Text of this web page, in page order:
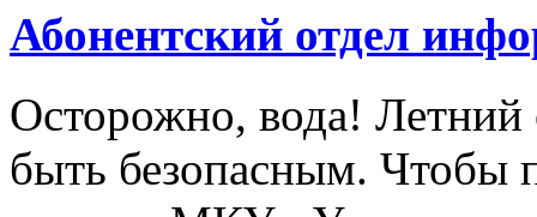
Абонентский отдел
Осторожно, вода! Летний
быть безопасным. Чтобы